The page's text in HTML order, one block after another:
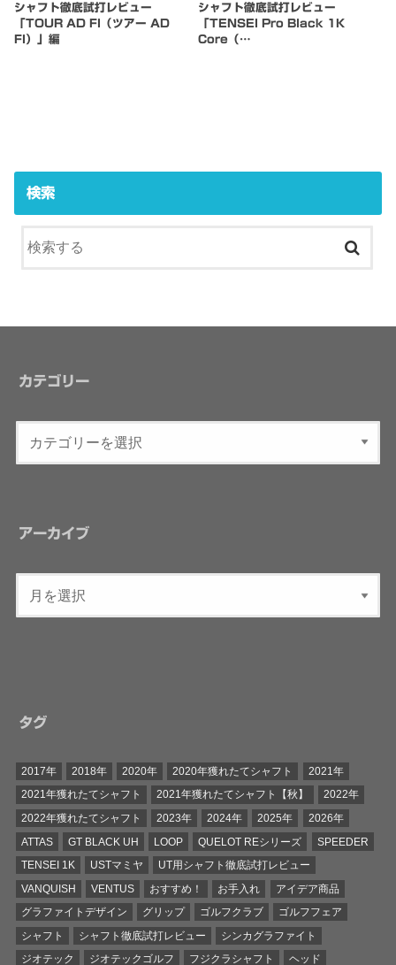
シャフト徹底試打レビュー
「TOUR AD FI（ツアー AD
FI）」編
シャフト徹底試打レビュー
「TENSEI Pro Black 1K
Core（…
検索
カテゴリー
アーカイブ
タグ
2017年 2018年 2020年 2020年獲れたてシャフト
2021年
2021年獲れたてシャフト
2021年獲れたてシャフト【秋】
2022年
2022年獲れたてシャフト
2023年 2024年 2025年
2026年
ATTAS
GT BLACK UH LOOP QUELOT REシリーズ
SPEEDER
TENSEI 1K
USTマミヤ
UT用シャフト徹底試打レビュー
VANQUISH
VENTUS おすすめ！ お手入れ
アイデア商品
グラファイトデザイン
グリップ ゴルフクラブ
ゴルフフェア
シャフト
シャフト徹底試打レビュー
シンカグラファイト
ジオテック
ジオテックゴルフ フジクラシャフト
ヘッド